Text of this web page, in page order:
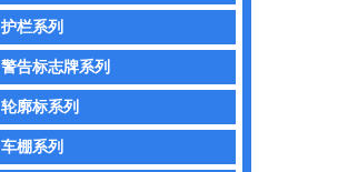
护栏系列
警告标志牌系列
轮廓标系列
车棚系列